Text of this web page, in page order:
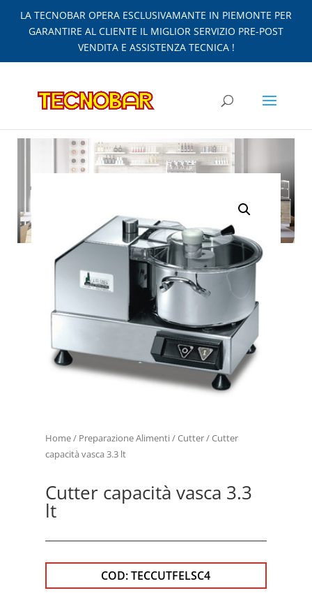
LA TECNOBAR OPERA ESCLUSIVAMANTE IN PIEMONTE PER
GARANTIRE AL CLIENTE IL MIGLIOR SERVIZIO PRE-POST
VENDITA E ASSISTENZA TECNICA !
Home/ Preparazione Alimenti/Cutter/ Cutter
capacità vasca 3.3 lt
Cutter capacità vasca 3.3
lt
COD:TECCUTFELSC4